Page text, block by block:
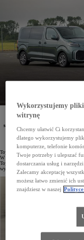
Od stycznia do sierpnia 2024
Professional, co stanowi wzrost
samochodów użytkowych znajdują
upów
Toyota Professional odnotowuje
W pierwszych ośmiu miesiącach roku
Toyota Professional, co oznacza wzrost
wyniosła 918 aut.
Wykorzystujemy pliki
witrynę
Chcemy ułatwić Ci
dlatego wykorzystujemy
komputerze, telefonie
Twoje potrzeby i ulepszać
dostarczania usług i
Zalecamy akceptację
możesz łatwo zmienić ich
znajdziesz w naszej